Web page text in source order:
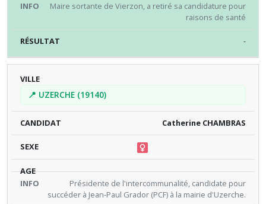
Maire sortante de Vierzon, a retiré sa candidature pour
raisons de santé
-
📍 UZERCHE (19140)
Catherine CHAMBRAS
Présidente de l'intercommunalité, candidate pour
succéder à Jean-Paul Grador (PCF) à la mairie d'Uzerche.